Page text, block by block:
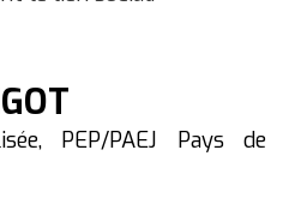
PEP/PAEJ Pays de